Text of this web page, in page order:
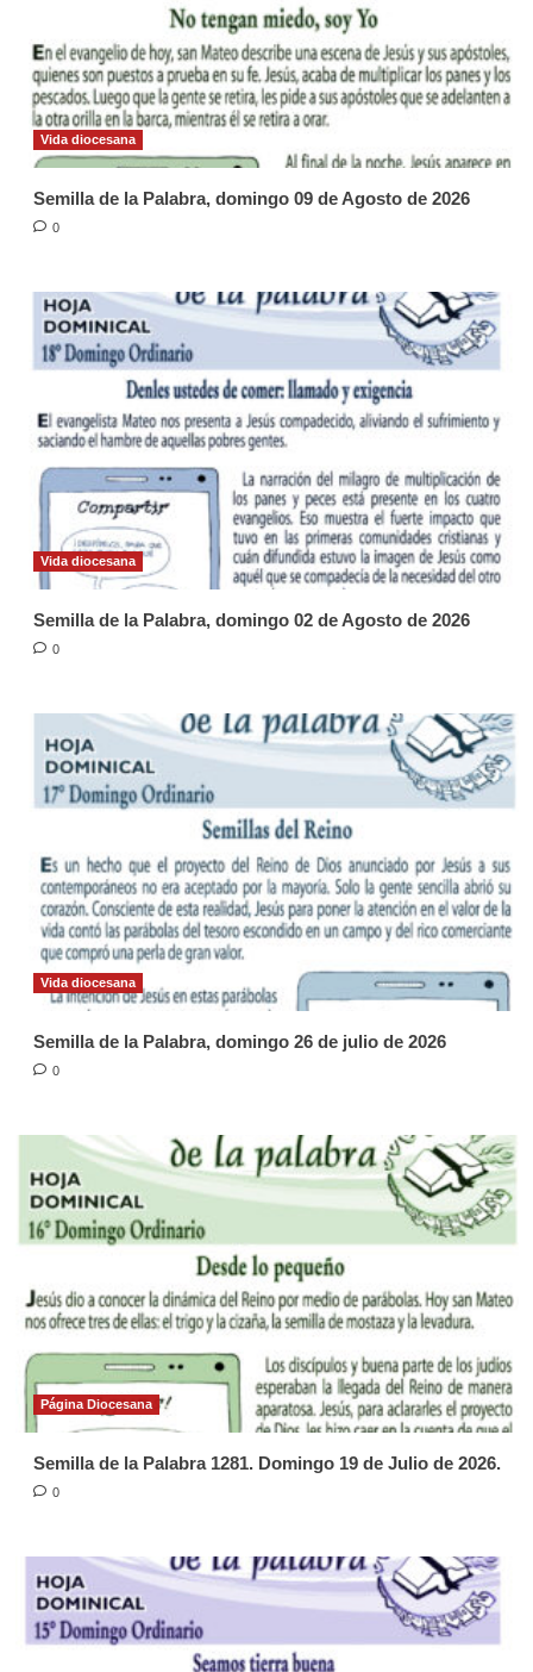
Vida diocesana
Semilla de la Palabra, domingo 09 de Agosto de 2026
0
Vida diocesana
Semilla de la Palabra, domingo 02 de Agosto de 2026
0
Vida diocesana
Semilla de la Palabra, domingo 26 de julio de 2026
0
Página Diocesana
Semilla de la Palabra 1281. Domingo 19 de Julio de 2026.
0